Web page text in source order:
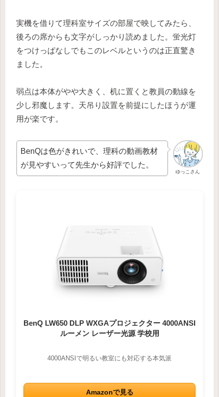
実機を借りて理科室サイズの部屋で映してみたら、
後ろの席からも文字がしっかり読めました。蛍光灯
をつけっぱなしでもこのレベルというのは正直驚き
ました。
弱点は本体がやや大きく、机に置くと教員の動線を
少し邪魔します。天吊り設置を前提にしたほうが運
用が楽です。
ゆっこさん
BenQは色がきれいで、理科の動画教材
が見やすいって先生から好評でした。
BenQ LW650 DLP WXGAプロジェクター 4000ANSI
ルーメン レーザー光源 学校用
4000ANSIで明るい教室にも対応する本気派
Amazonで見る